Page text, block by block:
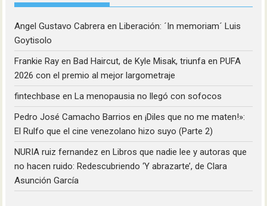
Angel Gustavo Cabrera enLiberación: ´In memoriam´ Luis
Goytisolo
Frankie Ray enBad Haircut, de Kyle Misak, triunfa en PUFA
2026 con el premio al mejor largometraje
fintechbase enLa menopausia no llegó con sofocos
Pedro José Camacho Barrios en¡Diles que no me maten!»:
El Rulfo que el cine venezolano hizo suyo (Parte 2)
NURIA ruiz fernandez enLibros que nadie lee y autoras que
no hacen ruido: Redescubriendo ‘Y abrazarte’, de Clara
Asunción García